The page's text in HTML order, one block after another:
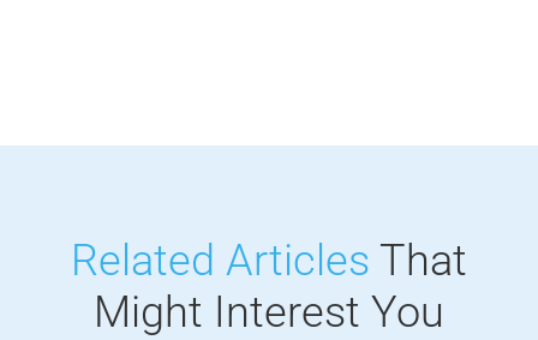
Related Articles That
Might Interest You